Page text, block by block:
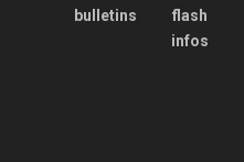
bulletins
flash
infos